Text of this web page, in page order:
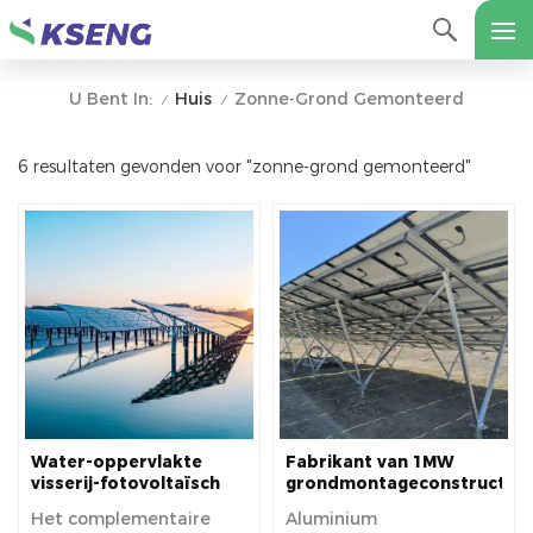
U Bent In: / Huis / Zonne-Grond Gemonteerd
6 resultaten gevonden voor "zonne-grond gemonteerd"
Water-oppervlakte
visserij-fotovoltaïsch
grondmontagesysteem
Het complementaire
Fabrikant van 1MW
grondmontageconstructie
Aluminium